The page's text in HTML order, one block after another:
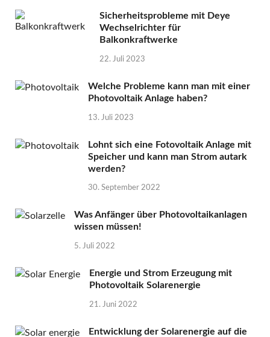
Sicherheitsprobleme mit Deye
Wechselrichter für
Balkonkraftwerke
22. Juli 2023
Welche Probleme kann man mit einer
Photovoltaik Anlage haben?
13. Juli 2023
Lohnt sich eine Fotovoltaik Anlage mit
Speicher und kann man Strom autark
werden?
30. September 2022
Was Anfänger über Photovoltaikanlagen
wissen müssen!
5. Juli 2022
Energie und Strom Erzeugung mit
Photovoltaik Solarenergie
21. Juni 2022
Entwicklung der Solarenergie auf die